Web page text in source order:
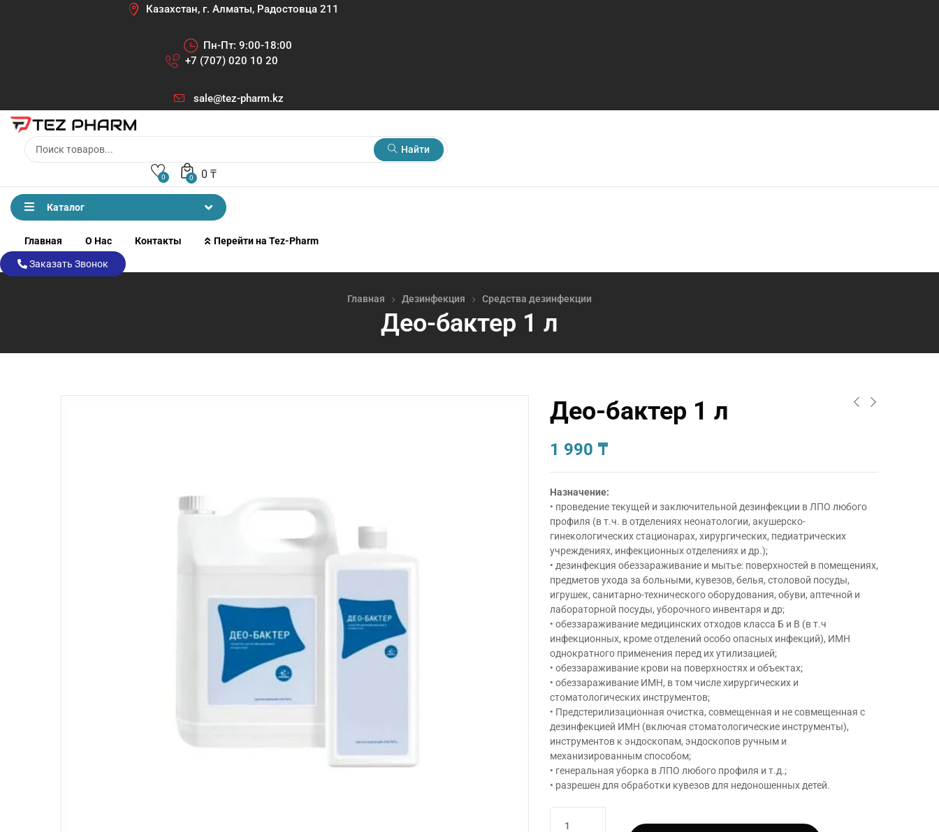
Казахстан, г. Алматы, Радостовца 211
Пн-Пт: 9:00-18:00
+7 (707) 020 10 20
sale@tez-pharm.kz
Найти
0 0 ₸
0
Каталог
Главная О Нас Контакты Перейти на Tez-Pharm
Заказать Звонок
Главная Дезинфекция Средства дезинфекции
Део-бактер 1 л
Део-бактер 1 л
1 990 ₸
Назначение:
• проведение текущей и заключительной дезинфекции в ЛПО любого
профиля (в т.ч. в отделениях неонатологии, акушерско-
гинекологических стационарах, хирургических, педиатрических
учреждениях, инфекционных отделениях и др.);
• дезинфекция обеззараживание и мытье: поверхностей в помещениях,
предметов ухода за больными, кувезов, белья, столовой посуды,
игрушек, санитарно-технического оборудования, обуви, аптечной и
лабораторной посуды, уборочного инвентаря и др;
• обеззараживание медицинских отходов класса Б и В (в т.ч
инфекционных, кроме отделений особо опасных инфекций), ИМН
однократного применения перед их утилизацией;
• обеззараживание крови на поверхностях и объектах;
• обеззараживание ИМН, в том числе хирургических и
стоматологических инструментов;
• Предстерилизационная очистка, совмещенная и не совмещенная с
дезинфекцией ИМН (включая стоматологические инструменты),
инструментов к эндоскопам, эндоскопов ручным и
механизированным способом;
• генеральная уборка в ЛПО любого профиля и т.д.;
• разрешен для обработки кувезов для недоношенных детей.